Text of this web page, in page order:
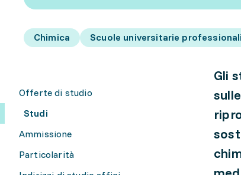
Chimica Scuole universitarie professionali
Offerte di studio
Studi
Ammissione
Particolarità
Gli